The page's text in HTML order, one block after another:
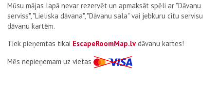
Mūsu mājas lapā nevar rezervēt un apmaksāt spēli ar "Dāvanu
serviss", "Lieliska dāvana", "Dāvanu sala" vai jebkuru citu servisu
dāvanu kartēm.
Tiek pieņemtas tikai EscapeRoomMap.lvdāvanu kartes!
Мēs nepieņemam uz vietas